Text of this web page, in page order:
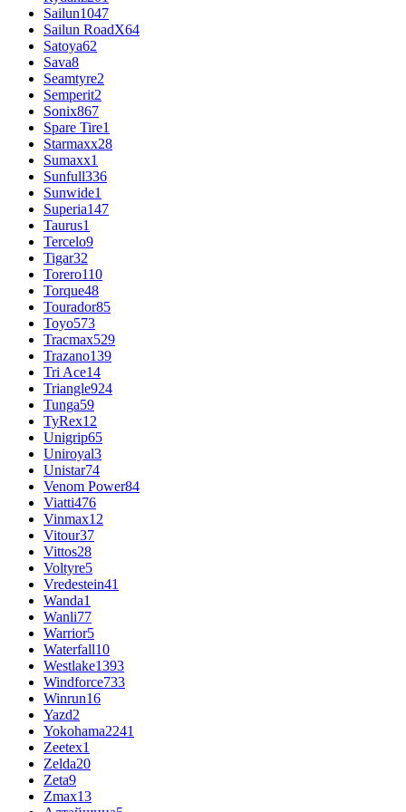
Sailun1047
Sailun RoadX64
Satoya62
Sava8
Seamtyre2
Semperit2
Sonix867
Spare Tire1
Starmaxx28
Sumaxx1
Sunfull336
Sunwide1
Superia147
Taurus1
Tercelo9
Tigar32
Torero110
Torque48
Tourador85
Toyo573
Tracmax529
Trazano139
Tri Ace14
Triangle924
Tunga59
TyRex12
Unigrip65
Uniroyal3
Unistar74
Venom Power84
Viatti476
Vinmax12
Vitour37
Vittos28
Voltyre5
Vredestein41
Wanda1
Wanli77
Warrior5
Waterfall10
Westlake1393
Windforce733
Winrun16
Yazd2
Yokohama2241
Zeetex1
Zelda20
Zeta9
Zmax13